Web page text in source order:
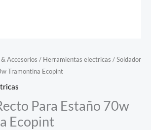
Accesorios / Herramientas electricas / Soldador
Tramontina Ecopint
Para Estaño 70w
Ecopint